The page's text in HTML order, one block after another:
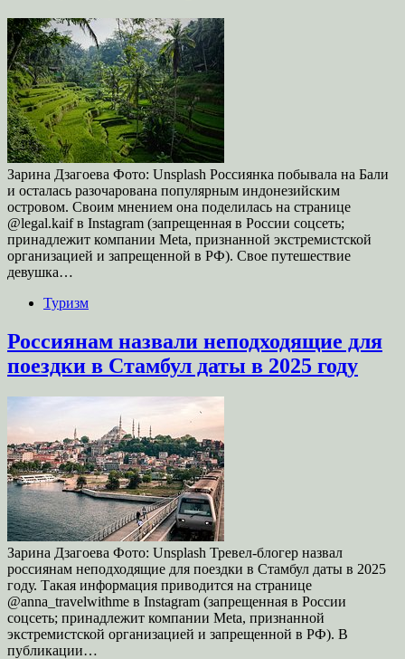
Зарина Дзагоева Фото: Unsplash Россиянка побывала на Бали
и осталась разочарована популярным индонезийским
островом. Своим мнением она поделилась на странице
@legal.kaif в Instagram (запрещенная в России соцсеть;
принадлежит компании Meta, признанной экстремистской
организацией и запрещенной в РФ). Свое путешествие
девушка…
Туризм
Россиянам назвали неподходящие для
поездки в Стамбул даты в 2025 году
Зарина Дзагоева Фото: Unsplash Тревел-блогер назвал
россиянам неподходящие для поездки в Стамбул даты в 2025
году. Такая информация приводится на странице
@anna_travelwithme в Instagram (запрещенная в России
соцсеть; принадлежит компании Meta, признанной
экстремистской организацией и запрещенной в РФ). В
публикации…